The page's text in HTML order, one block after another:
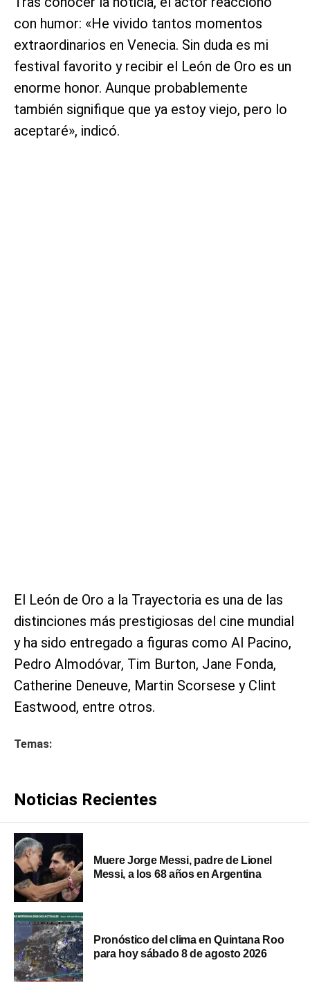
con humor: «He vivido tantos momentos
extraordinarios en Venecia. Sin duda es mi
festival favorito y recibir el León de Oro es un
enorme honor. Aunque probablemente
también signifique que ya estoy viejo, pero lo
aceptaré», indicó.
El León de Oro a la Trayectoria es una de las
distinciones más prestigiosas del cine mundial
y ha sido entregado a figuras como Al Pacino,
Pedro Almodóvar, Tim Burton, Jane Fonda,
Catherine Deneuve, Martin Scorsese y Clint
Eastwood, entre otros.
Temas:
Noticias Recientes
Muere Jorge Messi, padre de Lionel
Messi, a los 68 años en Argentina
Pronóstico del clima en Quintana Roo
para hoy sábado 8 de agosto 2026